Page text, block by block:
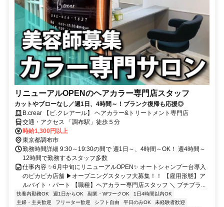
リニューアルOPENのヘアカラー専門店スタッフ
カットやブローなし／週1日、4時間～！ブランク復帰も応援◎
B.crear 【ビ.クレアール】 ヘアカラー&トリートメント専門店
交通・アクセス 「調布駅」徒歩５分
時給1,300円以上
東京都調布市
勤務時間詳細 9:30～19:30の間で 週1日～、4時間～OK！ 週4時間～
12時間で勤務するスタッフ多数
仕事内容 ✨6月中旬にリニューアルOPEN✨ オートシャンプー台導入
のピカピカ店舗 ▶オープニングスタッフ大募集！！ 【雇用形態】ア
ルバイト・パート 【職種】ヘアカラー専門店スタッフ ＼ プチプラ...
扶養内勤務OK 週1日からOK 副業・WワークOK
1日4時間以内OK
主婦・主夫歓迎
フリーター歓迎 シフト自由 平日のみOK
未経験者歓迎